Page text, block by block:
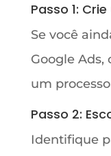
Passo 1:
Se você
Google Ads,
um
Passo 2:
Identifique